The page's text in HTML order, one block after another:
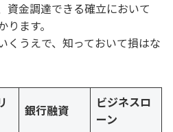
資金調達できる確立において
ます。
くうえで、知っておいて損はな
銀行融資
ビジネスロ
ーン